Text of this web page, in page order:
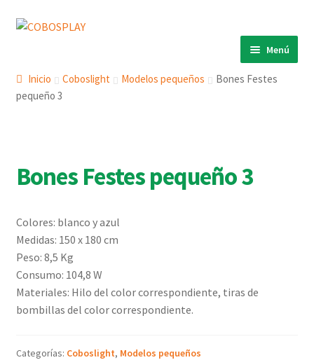
Ir
navegación
Ir
Menú
INICIO
PRODUCTOS
COBOSLIGHT
MURALES
DESCARGAS
CONTACTO
Inicio Coboslight Modelos pequeños
Bones Festes
pequeño 3
Bones Festes pequeño 3
Colores: blanco y azul
Medidas: 150 x 180 cm
Peso: 8,5 Kg
Consumo: 104,8 W
Materiales: Hilo del color correspondiente, tiras de
bombillas del color correspondiente.
Categorías: Coboslight, Modelos pequeños